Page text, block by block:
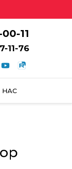
11
11-76
НАС